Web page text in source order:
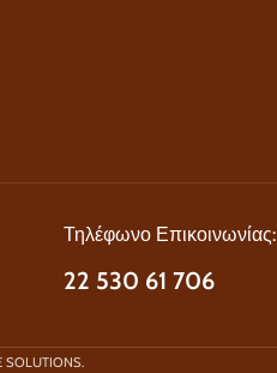
Τηλέφωνο Επικοινωνίας:
22 530 61 706
SOLUTIONS.